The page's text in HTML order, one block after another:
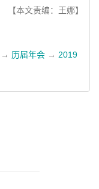
【本文责编：王娜】
→ 历届年会 → 2019